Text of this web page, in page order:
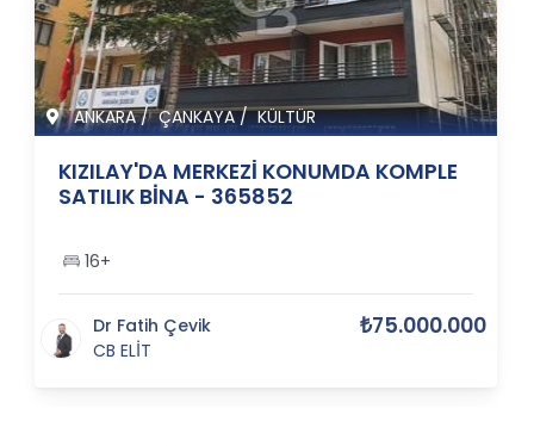
ANKARA/ ÇANKAYA/KÜLTÜR
KIZILAY'DA MERKEZİ KONUMDA KOMPLE
SATILIK BİNA - 365852
16+
Dr Fatih Çevik
CB ELİT
₺75.000.000